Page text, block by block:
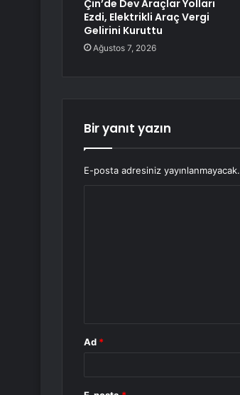
Çin’de Dev Araçlar Yolları
Ezdi, Elektrikli Araç Vergi
Gelirini Kuruttu
Ağustos 7, 2026
Bir yanıt yazın
E-posta adresiniz yayınlanmayacak.
Ad *